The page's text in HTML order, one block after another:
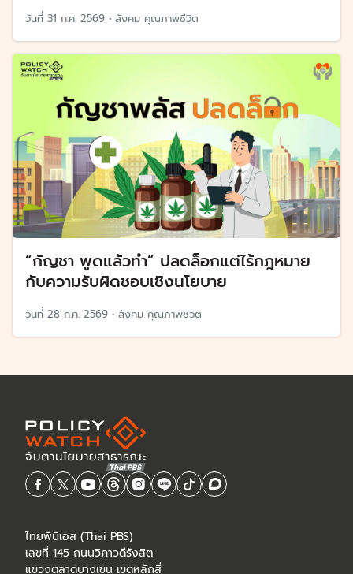
วันที่ 31 ก.ค. 2569 • สังคม คุณภาพชีวิต
“กัญชา พูดแล้วทำ” ปลดล็อกแต่ไร้กฎหมาย
กับความรับผิดชอบเชิงนโยบาย
วันที่ 28 ก.ค. 2569 • สังคม คุณภาพชีวิต
ไทยพีบีเอส (Thai PBS)
เลขที่ 145 ถนนวิภาวดีรังสิต
แขวงตลาดบางเขน เขตหลักสี่